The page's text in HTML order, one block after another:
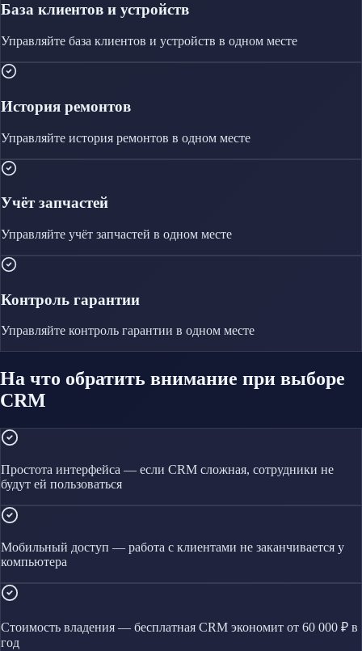
База клиентов и устройств
Управляйте база клиентов и устройств в одном месте
История ремонтов
Управляйте история ремонтов в одном месте
Учёт запчастей
Управляйте учёт запчастей в одном месте
Контроль гарантии
Управляйте контроль гарантии в одном месте
На что обратить внимание при выборе
CRM
Простота интерфейса — если CRM сложная, сотрудники не
будут ей пользоваться
Мобильный доступ — работа с клиентами не заканчивается у
компьютера
Стоимость владения — бесплатная CRM экономит от 60 000 ₽ в
год